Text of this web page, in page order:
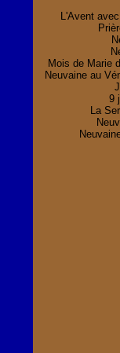
L'Avent
Mois de Marie
Neuvaine au
9
La